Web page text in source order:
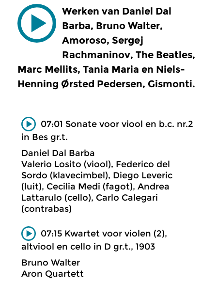
Werken van Daniel Dal
Barba, Bruno Walter,
Amoroso, Sergej
Rachmaninov, The Beatles,
Marc Mellits, Tania Maria en Niels-
Henning Ørsted Pedersen, Gismonti.
07:01 Sonate voor viool en b.c. nr.2
in Bes gr.t.
Daniel Dal Barba
Valerio Losito (viool), Federico del
Sordo (klavecimbel), Diego Leveric
(luit), Cecilia Medi (fagot), Andrea
Lattarulo (cello), Carlo Calegari
(contrabas)
07:15 Kwartet voor violen (2),
altviool en cello in D gr.t., 1903
Bruno Walter
Aron Quartett